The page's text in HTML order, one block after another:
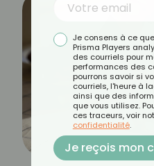
Je consens à ce
Prisma Players
des courriels pour
performances des
pourrons savoir si
courriels, l'heure à
ainsi que des
que vous utilisez.
ces traceurs, voir
confidentialité.
Je reçois mon